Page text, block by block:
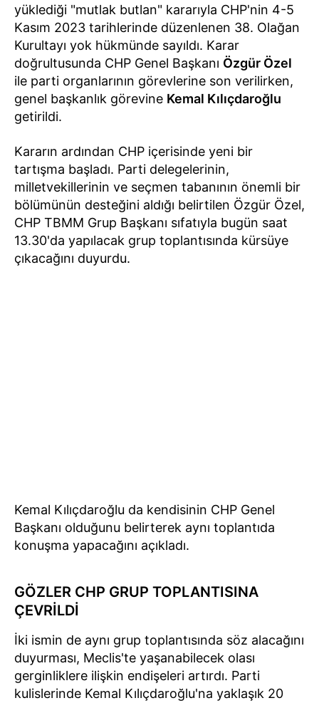
yüklediği "mutlak butlan" kararıyla CHP'nin 4-5
Kasım 2023 tarihlerinde düzenlenen 38. Olağan
Kurultayı yok hükmünde sayıldı. Karar
doğrultusunda CHP Genel Başkanı Özgür Özel
ile parti organlarının görevlerine son verilirken,
genel başkanlık görevine Kemal Kılıçdaroğlu
getirildi.
Kararın ardından CHP içerisinde yeni bir
tartışma başladı. Parti delegelerinin,
milletvekillerinin ve seçmen tabanının önemli bir
bölümünün desteğini aldığı belirtilen Özgür Özel,
CHP TBMM Grup Başkanı sıfatıyla bugün saat
13.30'da yapılacak grup toplantısında kürsüye
çıkacağını duyurdu.
Kemal Kılıçdaroğlu da kendisinin CHP Genel
Başkanı olduğunu belirterek aynı toplantıda
konuşma yapacağını açıkladı.
GÖZLER CHP GRUP TOPLANTISINA
ÇEVRİLDİ
İki ismin de aynı grup toplantısında söz alacağını
duyurması, Meclis'te yaşanabilecek olası
gerginliklere ilişkin endişeleri artırdı. Parti
kulislerinde Kemal Kılıçdaroğlu'na yaklaşık 20